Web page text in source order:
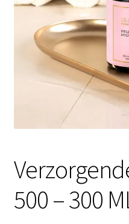
Afspraak maken
500 – 300